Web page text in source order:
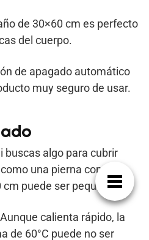
de 30×60 cm es perfecto
del cuerpo.
de apagado automático
muy seguro de usar.
buscas algo para cubrir
una pierna completa,
puede ser pequeño.
calienta rápido, la
de 60°C puede no ser